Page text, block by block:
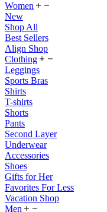
Women
New
Shop All
Best Sellers
Align Shop
Clothing
Leggings
Sports Bras
Shirts
T-shirts
Shorts
Pants
Second Layer
Underwear
Accessories
Shoes
Gifts for Her
Favorites For Less
Vacation Shop
Men